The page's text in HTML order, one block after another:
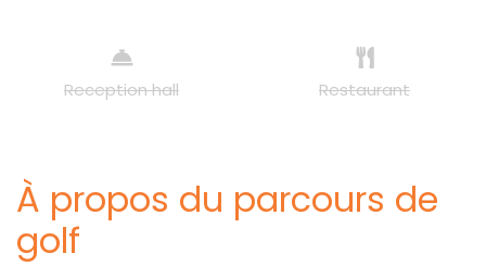
Reception hall Restaurant
À propos du parcours de
golf